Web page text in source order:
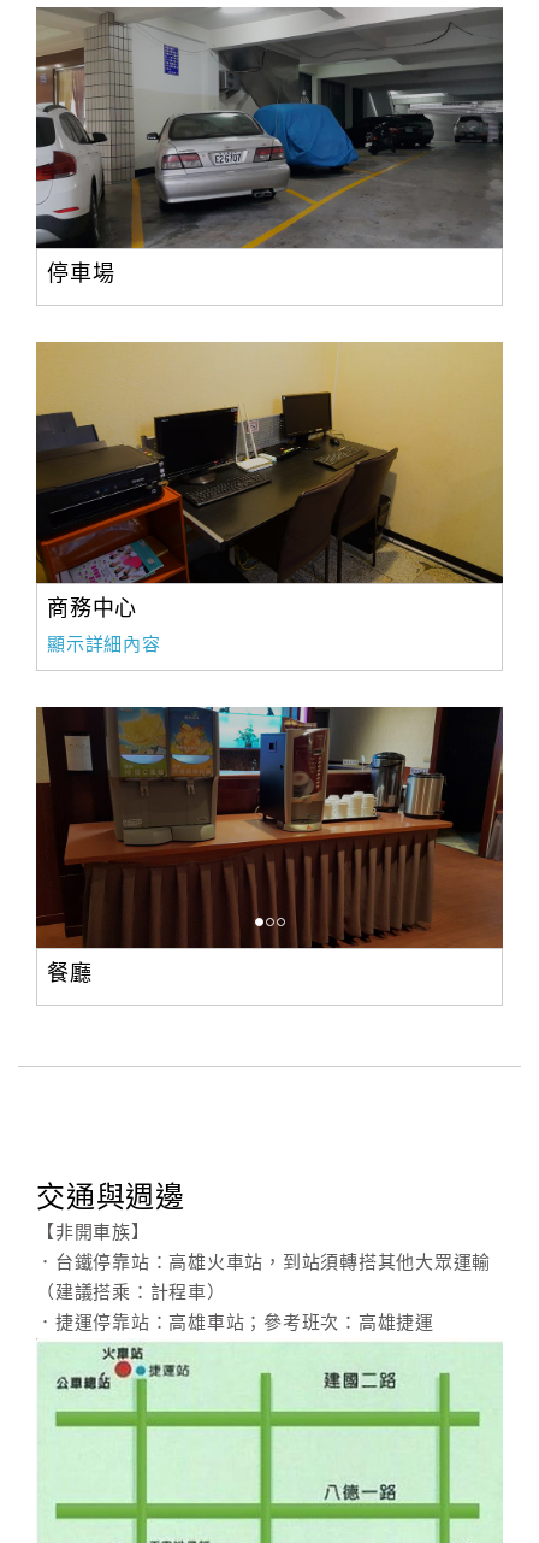
停車場
商務中心
顯示詳細內容
餐廳
交通與週邊
【非開車族】
．台鐵停靠站：高雄火車站，到站須轉搭其他大眾運輸
（建議搭乘：計程車）
．捷運停靠站：高雄車站；參考班次：高雄捷運